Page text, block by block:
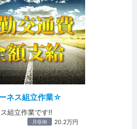
ネス組立作業☆
組立作業です!!
月収例 20.2万円